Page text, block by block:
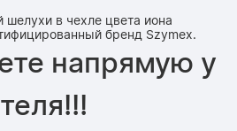
напрямую у